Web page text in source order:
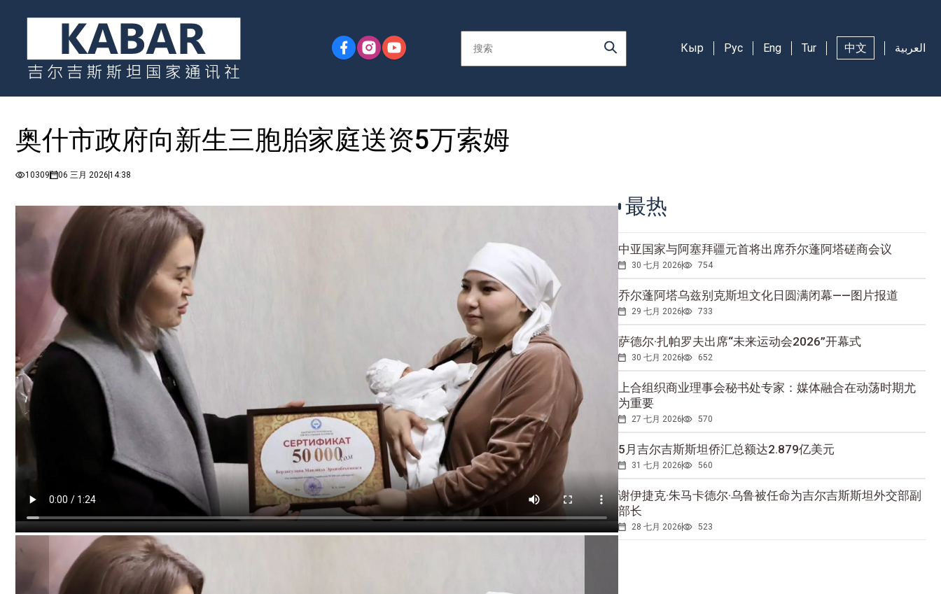
Кыр Рус Eng Tur 中文 العربية
奥什市政府向新生三胞胎家庭送资5万索姆
10309 06 三月 202614:38
最热
中亚国家与阿塞拜疆元首将出席乔尔蓬阿塔磋商会议
30 七月 2026 754
乔尔蓬阿塔乌兹别克斯坦文化日圆满闭幕——图片报道
29 七月 2026 733
萨德尔·扎帕罗夫出席“未来运动会2026”开幕式
30 七月 2026 652
上合组织商业理事会秘书处专家：媒体融合在动荡时期尤
为重要
27 七月 2026 570
5月吉尔吉斯斯坦侨汇总额达2.879亿美元
31 七月 2026 560
谢伊捷克·朱马卡德尔·乌鲁被任命为吉尔吉斯斯坦外交部副
部长
28 七月 2026 523